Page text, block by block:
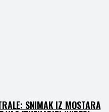
SNIMAK IZ MOSTARA